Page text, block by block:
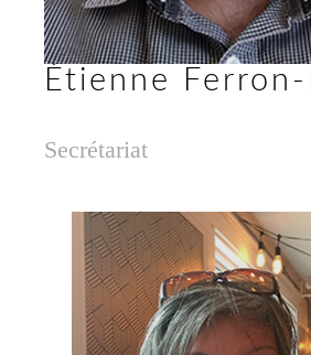
Étienne
Secrétariat